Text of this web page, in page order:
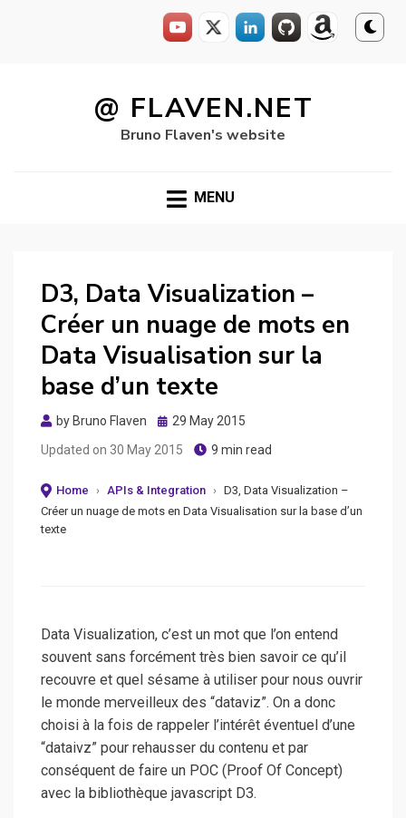
@ FLAVEN.NET
Bruno Flaven's website
MENU
D3, Data Visualization –
Créer un nuage de mots en
Data Visualisation sur la
base d’un texte
by Bruno Flaven
Posted
29 May 2015
Updated on 30 May 2015 9 min read
Home › APIs & Integration › D3, Data Visualization –
Créer un nuage de mots en Data Visualisation sur la base d’un
texte
Data Visualization, c’est un mot que l’on entend
souvent sans forcément très bien savoir ce qu’il
recouvre et quel sésame à utiliser pour nous ouvrir
le monde merveilleux des “dataviz”. On a donc
choisi à la fois de rappeler l’intérêt éventuel d’une
“dataivz” pour rehausser du contenu et par
conséquent de faire un POC (Proof Of Concept)
avec la bibliothèque javascript D3.